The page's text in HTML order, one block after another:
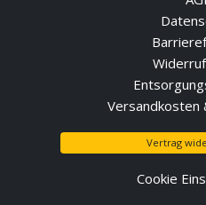
Versandkosten
Vertrag
Cookie